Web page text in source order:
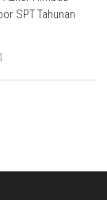
SPT Tahunan